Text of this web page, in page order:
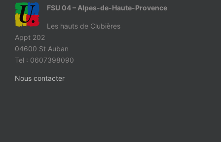
FSU 04 – Alpes-de-Haute-Provence
Les hauts de Clubières
Appt 202
04600 St Auban
Tel : 0607398090
Nous contacter